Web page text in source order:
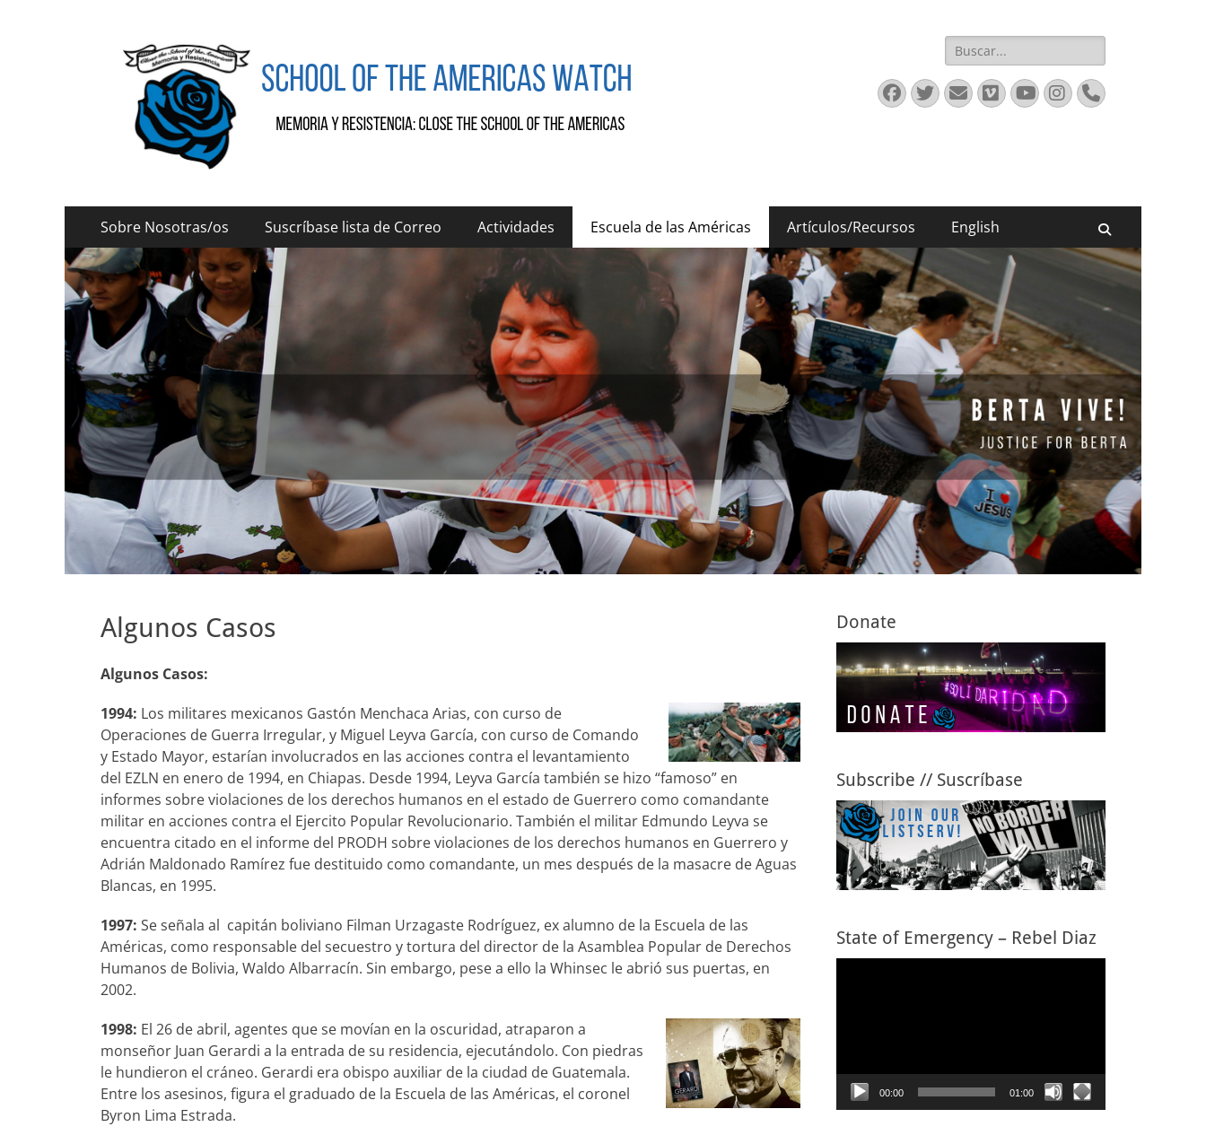
SOAW
SOAW Buscar:
Facebook
Twitter
EmailVimeoYouTube
Instagram
Phone
Menú
principal
Saltar
contenido
Sobre Nosotras/os Suscríbase lista de Correo Actividades Escuela de las Américas Artículos/Recursos English
Algunos Casos
Algunos Casos:
1994: Los militares mexicanos Gastón Menchaca Arias, con curso de
Operaciones de Guerra Irregular, y Miguel Leyva García, con curso de Comando
y Estado Mayor, estarían involucrados en las acciones contra el levantamiento
del EZLN en enero de 1994, en Chiapas. Desde 1994, Leyva García también se hizo “famoso” en
informes sobre violaciones de los derechos humanos en el estado de Guerrero como comandante
militar en acciones contra el Ejercito Popular Revolucionario. También el militar Edmundo Leyva se
encuentra citado en el informe del PRODH sobre violaciones de los derechos humanos en Guerrero y
Adrián Maldonado Ramírez fue destituido como comandante, un mes después de la masacre de Aguas
Blancas, en 1995.
1997: Se señala al capitán boliviano Filman Urzagaste Rodríguez, ex alumno de la Escuela de las
Américas, como responsable del secuestro y tortura del director de la Asamblea Popular de Derechos
Humanos de Bolivia, Waldo Albarracín. Sin embargo, pese a ello la Whinsec le abrió sus puertas, en
2002.
1998: El 26 de abril, agentes que se movían en la oscuridad, atraparon a
monseñor Juan Gerardi a la entrada de su residencia, ejecutándolo. Con piedras
le hundieron el cráneo. Gerardi era obispo auxiliar de la ciudad de Guatemala.
Entre los asesinos, figura el graduado de la Escuela de las Américas, el coronel
Byron Lima Estrada.
Donate
Subscribe // Suscríbase
State of Emergency – Rebel Diaz
00:00 01:00